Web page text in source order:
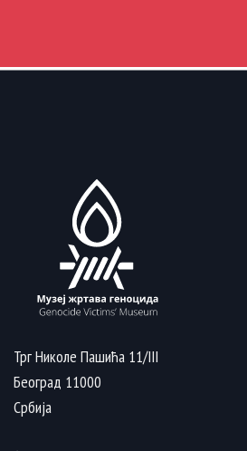
Трг Николе Пашића 11/III
Београд 11000
Србија